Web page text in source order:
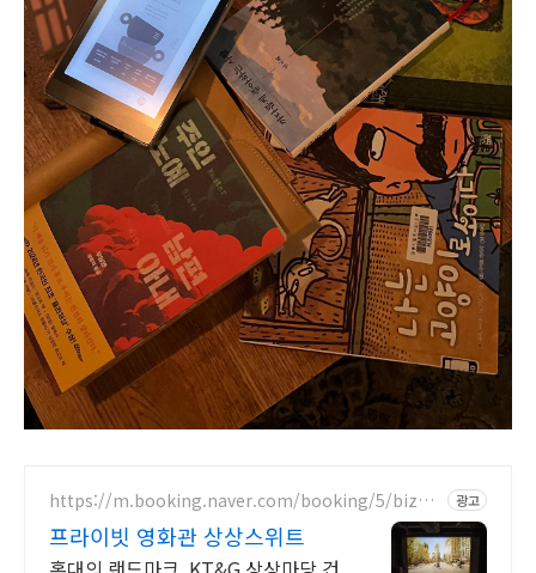
https://m.booking.naver.com/booking/5/bizes/
광고
프라이빗 영화관 상상스위트